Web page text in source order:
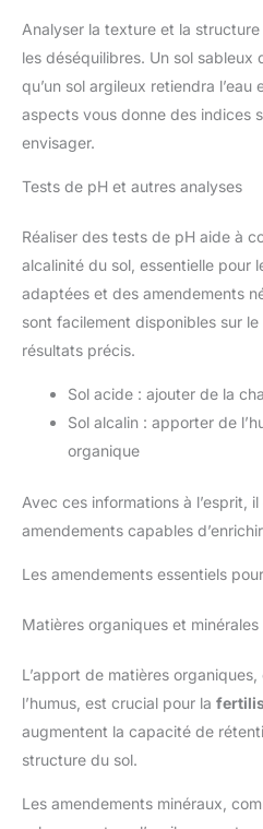
Analyser la texture et la
les déséquilibres. Un sol
qu’un sol argileux retiendra
aspects vous donne des indices
envisager.
Tests de pH et autres analyses
Réaliser des tests de pH aide à
alcalinité du sol, essentielle pour
adaptées et des amendements
sont facilement disponibles sur
résultats précis.
Sol acide : ajouter de la
Sol alcalin : apporter de
organique
Avec ces informations à l’esprit,
amendements capables
Les amendements essentiels
Matières organiques et minérales
L’apport de matières organiques,
l’humus, est crucial pour la
augmentent la capacité de
structure du sol.
Les amendements minéraux,